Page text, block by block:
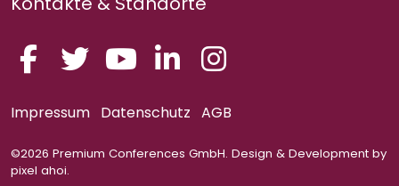
©2026 Premium Conferences GmbH. Design & Development by
pixel ahoi.
Impressum Datenschutz AGB